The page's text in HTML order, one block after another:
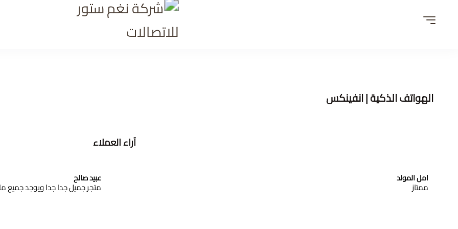
شركة نغم ستور للاتصالات
الهواتف الذكية | انفينكس
آراء العملاء
امل المولد
ممتاز
عبيد صالح
متجر جميل جدا جدا ويوجد جميع